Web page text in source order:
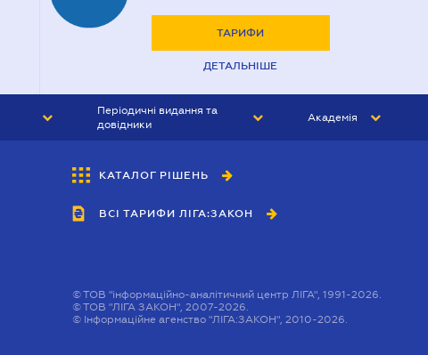
ТАРИФИ
ДЕТАЛЬНІШЕ
Періодичні видання та
довідники
БУХГАЛТЕР&ЗАКОН
ВІСНИК МСФЗ
Академія
КАТАЛОГ РІШЕНЬ
ВСІ ТАРИФИ ЛІГА:ЗАКОН
©ТОВ "інформаційно-аналітичний центр ЛІГА", 1991-2026.
©ТОВ "ЛІГА ЗАКОН", 2007-2026.
© Інформаційне агенство "ЛІГА:ЗАКОН", 2010-2026.